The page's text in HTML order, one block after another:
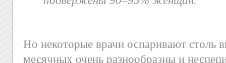
Но некоторые врачи оспаривают столь
месячных очень разнообразны и